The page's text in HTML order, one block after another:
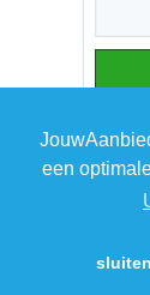
een
sluiten